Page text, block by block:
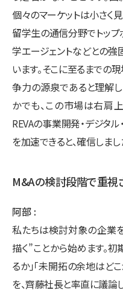
個々のマーケットは小さく
留学生の通信分野でトップ
学エージェントなどとの強
います。そこに至るまで
争力の源泉であると理解
かでも、この市場は右肩
REVAの事業開発・デジタ
を加速できると、確信しまし
M&Aの検討段階で重視
阿部
私たちは検討対象の企業
描く”ことから始めます。
るか」「未開拓の余地はど
を、齊藤社長と率直に議論